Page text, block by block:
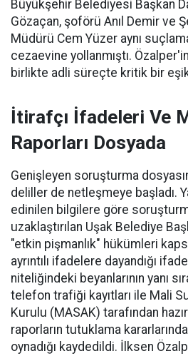
Büyükşehir Belediyesi Başkan
Gözaçan, şoförü Anıl Demir ve
Müdürü Cem Yüzer aynı
cezaevine yollanmıştı.
birlikte adli süreçte kritik bir
İtirafçı İfadeleri Ve
Raporları Dosyada
Genişleyen soruşturma
deliller de netleşmeye başladı.
edinilen bilgilere göre
uzaklaştırılan Uşak Belediye
"etkin pişmanlık" hükümleri
ayrıntılı ifadelere dayandığı
niteliğindeki beyanlarının yanı
telefon trafiği kayıtları ile Mali
Kurulu (MASAK) tarafından
raporların tutuklama
oynadığı kaydedildi. İlksen